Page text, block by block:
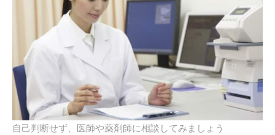
自己判断せず、医師や薬剤師に相談してみましょう